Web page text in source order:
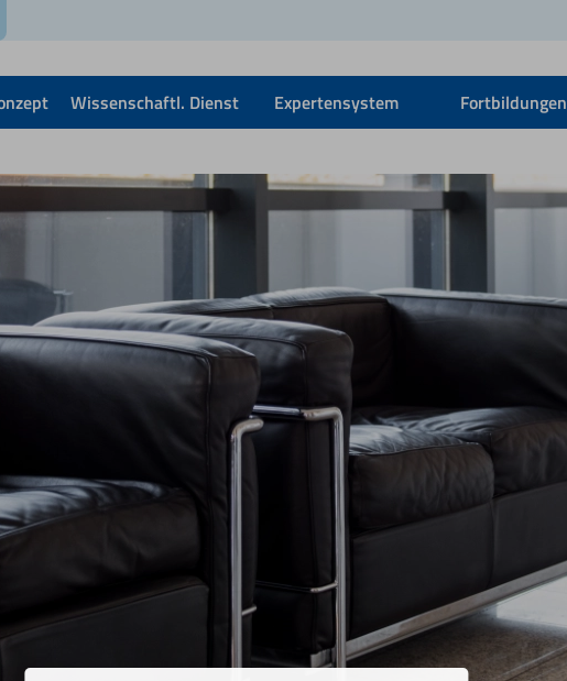
Wissenschaftl. Dienst Expertensystem Fortbildungen